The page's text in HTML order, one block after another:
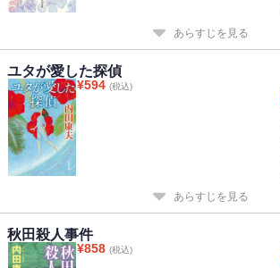
あらすじを見る
ユタが愛した探偵
¥594 (税込)
あらすじを見る
秋田殺人事件
¥858 (税込)